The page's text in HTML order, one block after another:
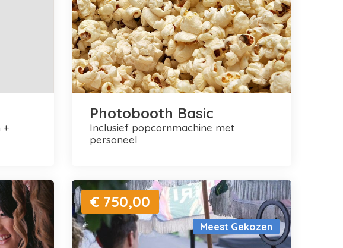
Photobooth Basic
inclusief popcornmachine met
personeel
Meest Gekozen
€ 750,00